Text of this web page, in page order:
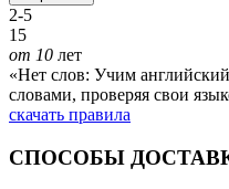
2-5
15
от 10 лет
«Нет слов: Учим
словами, проверяя свои
скачать правила
СПОСОБЫ